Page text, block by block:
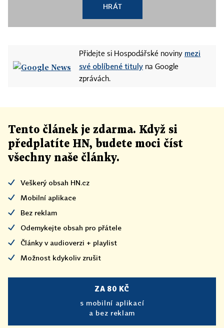
HRÁT
Přidejte si Hospodářské noviny mezi
své oblíbené tituly na Google
zprávách.
Tento článek je zdarma. Když si
předplatíte HN, budete moci číst
všechny naše články.
Veškerý obsah HN.cz
Mobilní aplikace
Bez reklam
Odemykejte obsah pro přátele
Články v audioverzi + playlist
Možnost kdykoliv zrušit
ZA 80 KČ
s mobilní aplikací
a bez reklam